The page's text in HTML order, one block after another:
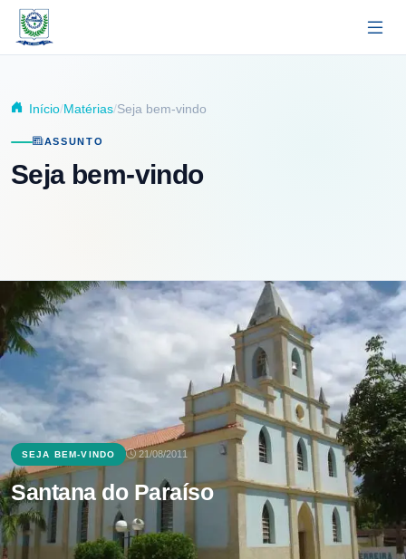
Pular para o conteúdo principal
Início Matérias Seja bem-vindo
ASSUNTO
Seja bem-vindo
SEJA BEM-VINDO 21/08/2011
Santana do Paraíso